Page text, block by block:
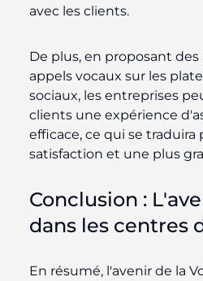
avec les clients.
De plus, en proposant
appels vocaux sur les
sociaux, les entreprises
clients une expérience
efficace, ce qui se traduira
satisfaction et une plus
Conclusion :
dans les centres
En résumé, l'avenir de la